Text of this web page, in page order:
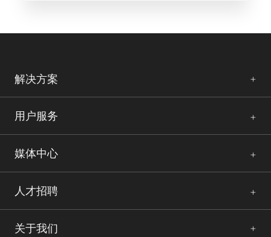
解决方案
用户服务
媒体中心
人才招聘
关于我们